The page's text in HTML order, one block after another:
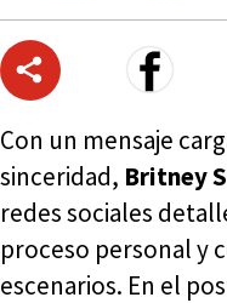
Con un mensaje
sinceridad, Britney
redes sociales
proceso personal y
escenarios. En el